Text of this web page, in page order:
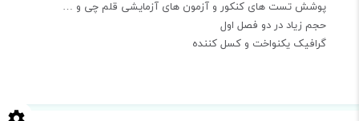
پوشش تست های کنکور و آزمون های آزمایشی قلم چی و …
حجم زیاد در دو فصل اول
گرافیک یکنواخت و کسل کننده